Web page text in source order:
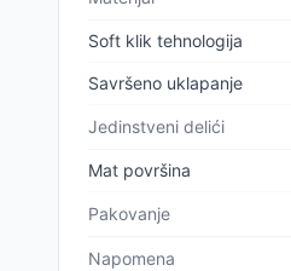
Soft klik tehnologija
Savršeno uklapanje
Jedinstveni delići
Mat površina
Pakovanje
Napomena